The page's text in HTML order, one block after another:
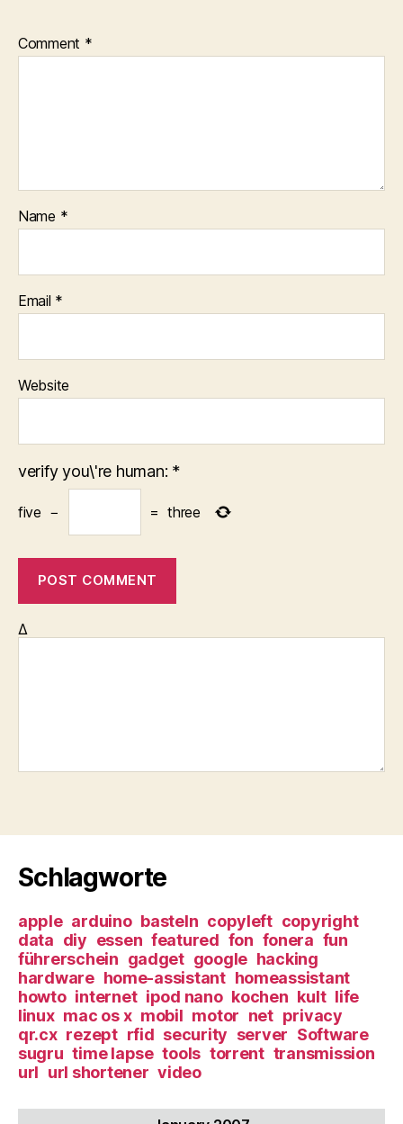
Comment *
Name *
Email *
Website
verify you\'re human: *
five − = three
Δ
Schlagworte
apple arduino basteln copyleft copyright
data diy essen featured fon fonera fun
führerschein gadget google hacking
hardware home-assistant homeassistant
howto internet ipod nano kochen kult life
linux mac os x mobil motor net privacy
qr.cx rezept rfid security server Software
sugru time lapse tools torrent transmission
url url shortener video